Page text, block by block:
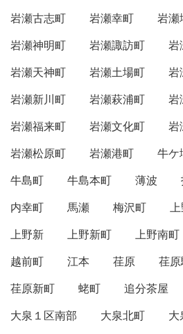
岩瀬古志町
岩瀬幸町 岩瀬
岩瀬神明町
岩瀬諏訪町
岩
岩瀬天神町
岩瀬土場町
岩
岩瀬新川町
岩瀬萩浦町
岩
岩瀬福来町
岩瀬文化町
岩
岩瀬松原町
岩瀬港町 牛ケ
牛島町
牛島本町 薄波
内幸町
馬瀬 梅沢町
上野新
上野新町 上野南町
越前町
江本 荏原
荏
荏原新町
蛯町 追分茶屋
大泉１区南部
大泉北町
大